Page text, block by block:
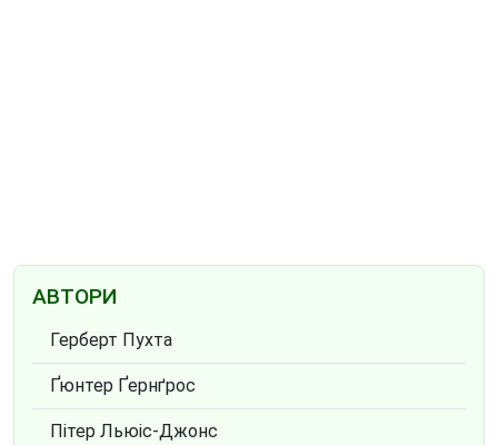
АВТОРИ
Герберт Пухта
Ґюнтер Ґернґрос
Пітер Льюіс-Джонс